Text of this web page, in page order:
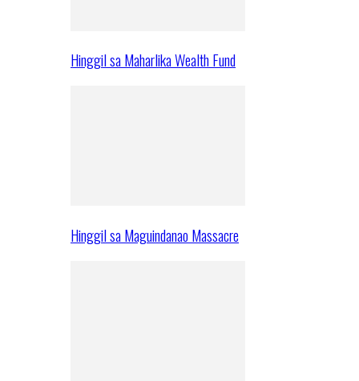
Hinggil sa Maharlika Wealth Fund
Hinggil sa Maguindanao Massacre